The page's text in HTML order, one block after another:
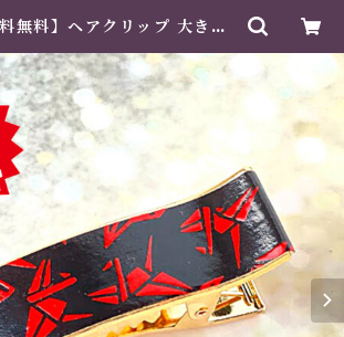
料無料】ヘアクリップ 大きめ
ド 折り鶴柄 黒・赤 | 紙工芸
専門店 美そあみか